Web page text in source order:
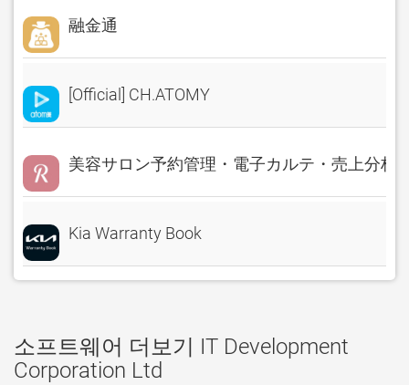
融金通
[Official] CH.ATOMY
美容サロン予約管理・電子カルテ・売上分析
Kia Warranty Book
소프트웨어 더보기 IT Development
Corporation Ltd